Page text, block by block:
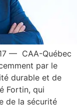
— CAA-Québec
par le
durable et de
Fortin, qui
de la sécurité